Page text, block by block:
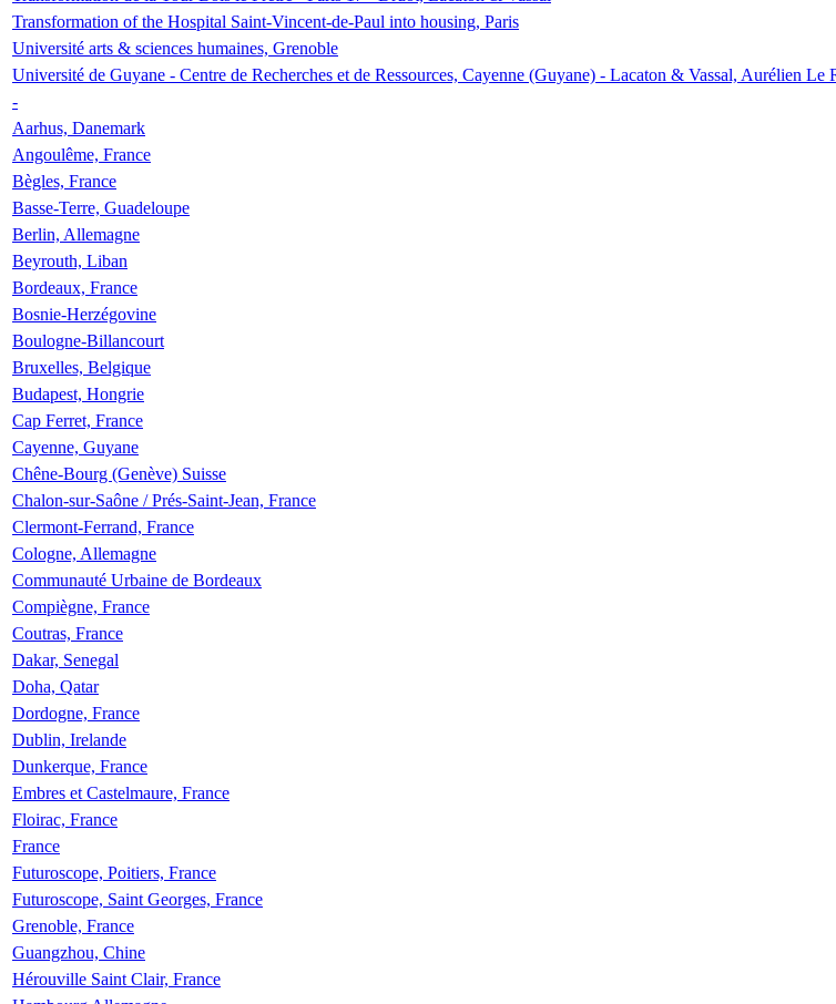
Transformation of the Hospital Saint-Vincent-de-Paul into housing, Paris
Université arts & sciences humaines, Grenoble
Université de Guyane - Centre de Recherches et de Ressources, Cayenne (Guyane) - Lacaton & Vassal, Aurélien Le
-
Aarhus, Danemark
Angoulême, France
Bègles, France
Basse-Terre, Guadeloupe
Berlin, Allemagne
Beyrouth, Liban
Bordeaux, France
Bosnie-Herzégovine
Boulogne-Billancourt
Bruxelles, Belgique
Budapest, Hongrie
Cap Ferret, France
Cayenne, Guyane
Chêne-Bourg (Genève) Suisse
Chalon-sur-Saône / Prés-Saint-Jean, France
Clermont-Ferrand, France
Cologne, Allemagne
Communauté Urbaine de Bordeaux
Compiègne, France
Coutras, France
Dakar, Senegal
Doha, Qatar
Dordogne, France
Dublin, Irelande
Dunkerque, France
Embres et Castelmaure, France
Floirac, France
France
Futuroscope, Poitiers, France
Futuroscope, Saint Georges, France
Grenoble, France
Guangzhou, Chine
Hérouville Saint Clair, France